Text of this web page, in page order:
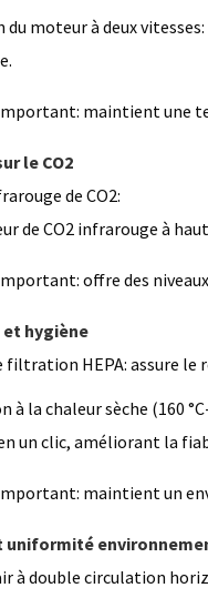
du moteur à deux
maintient une
le CO2
de CO2:
de CO2 infrarouge à
offre des
hygiène
filtration HEPA: assure le
à la chaleur sèche (160
un clic, améliorant la
maintient un
uniformité
à double circulation